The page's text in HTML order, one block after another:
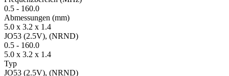
0.5 - 160.0
Ab­mes­sungen (mm)
5.0 x 3.2 x 1.4
JO53 (2.5V), (NRND)
0.5 - 160.0
5.0 x 3.2 x 1.4
Typ
JO53 (2.5V), (NRND)